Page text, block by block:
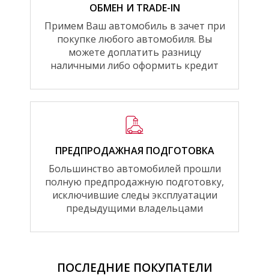
ОБМЕН И TRADE-IN
Примем Ваш автомобиль в зачет при
покупке любого автомобиля. Вы
можете доплатить разницу
наличными либо оформить кредит
ПРЕДПРОДАЖНАЯ ПОДГОТОВКА
Большинство автомобилей прошли
полную предпродажную подготовку,
исключившие следы эксплуатации
предыдущими владельцами
ПОСЛЕДНИЕ ПОКУПАТЕЛИ